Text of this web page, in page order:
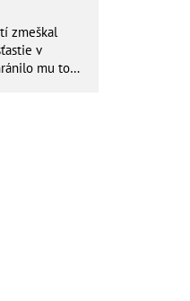
zmeškal
v
mu to